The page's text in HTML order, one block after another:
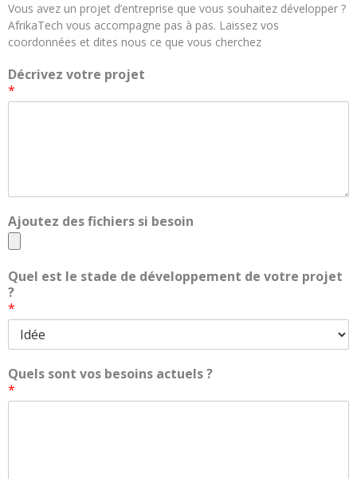
Vous avez un projet d’entreprise que vous souhaitez développer ?
AfrikaTech vous accompagne pas à pas. Laissez vos
coordonnées et dites nous ce que vous cherchez
Décrivez votre projet
*
Ajoutez des fichiers si besoin
Quel est le stade de développement de votre projet
?
*
Quels sont vos besoins actuels ?
*